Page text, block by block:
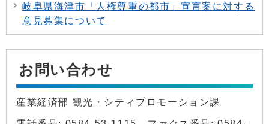
岐阜県海津市「人権尊重の都市」宣言案に対する
意見募集について
お問い合わせ
産業経済部 観光・シティプロモーション課